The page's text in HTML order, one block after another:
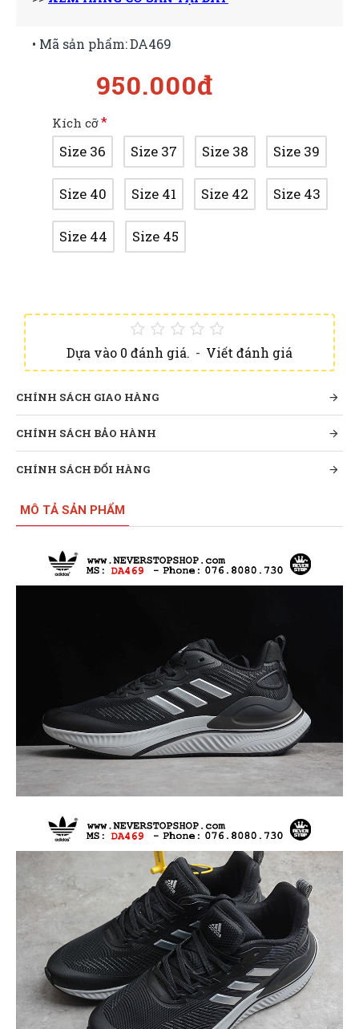
Dựa vào 0 đánh giá. - Viết đánh giá
950.000đ
• Mã sản phẩm:DA469
Kích cỡ
Size 36 Size 37 Size 38 Size 39
Size 40 Size 41 Size 42 Size 43
Size 44 Size 45
CHÍNH SÁCH GIAO HÀNG
CHÍNH SÁCH BẢO HÀNH
CHÍNH SÁCH ĐỔI HÀNG
MÔ TẢ SẢN PHẨM